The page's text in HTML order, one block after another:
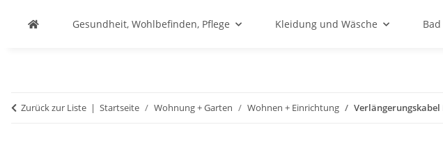
Gesundheit, Wohlbefinden, Pflege Kleidung und Wäsche
Zurück zur Liste Startseite Wohnung + Garten Wohnen + Einrichtung